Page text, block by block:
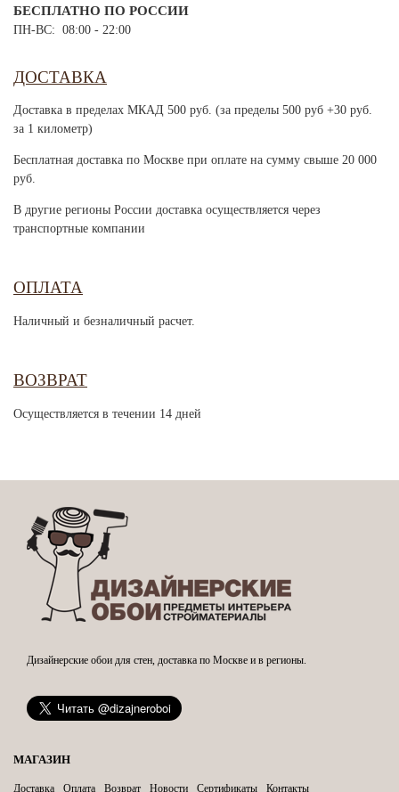
БЕСПЛАТНО ПО РОССИИ
ПН-ВС: 08:00 - 22:00
ДОСТАВКА
Доставка в пределах МКАД 500 руб. (за пределы 500 руб +30 руб.
за 1 километр)
Бесплатная доставка по Москве при оплате на сумму свыше 20 000
руб.
В другие регионы России доставка осуществляется через
транспортные компании
ОПЛАТА
Наличный и безналичный расчет.
ВОЗВРАТ
Осуществляется в течении 14 дней
Дизайнерские обои для стен, доставка по Москве и в регионы.
МАГАЗИН
Доставка Оплата Возврат Новости Сертификаты Контакты